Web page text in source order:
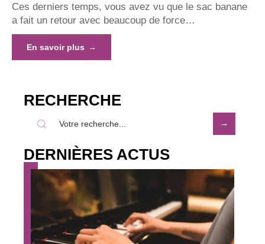
Ces derniers temps, vous avez vu que le sac banane
a fait un retour avec beaucoup de force…
En savoir plus
RECHERCHE
DERNIÈRES ACTUS